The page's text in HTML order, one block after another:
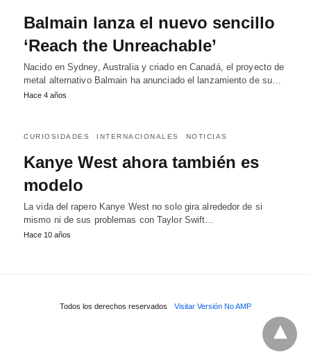
Balmain lanza el nuevo sencillo
‘Reach the Unreachable’
Nacido en Sydney, Australia y criado en Canadá, el proyecto de
metal alternativo Balmain ha anunciado el lanzamiento de su…
Hace 4 años
CURIOSIDADES INTERNACIONALES NOTICIAS
Kanye West ahora también es
modelo
La vida del rapero Kanye West no solo gira alrededor de si
mismo ni de sus problemas con Taylor Swift…
Hace 10 años
Todos los derechos reservados Visitar Versión No AMP